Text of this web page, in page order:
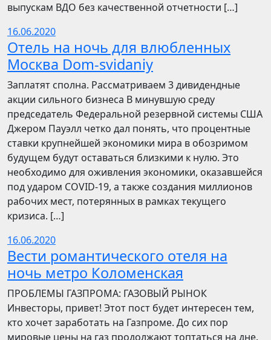
выпускам ВДО без качественной отчетности […]
16.06.2020
Отель на ночь для влюбленных
Москва Dom-svidaniy
Заплатят сполна. Рассматриваем 3 дивидендные
акции сильного бизнеса В минувшую среду
председатель Федеральной резервной системы США
Джером Пауэлл четко дал понять, что процентные
ставки крупнейшей экономики мира в обозримом
будущем будут оставаться близкими к нулю. Это
необходимо для оживления экономики, оказавшейся
под ударом COVID-19, а также создания миллионов
рабочих мест, потерянных в рамках текущего
кризиса. […]
16.06.2020
Вести романтического отеля на
ночь метро Коломенская
ПРОБЛЕМЫ ГАЗПРОМА: ГАЗОВЫЙ РЫНОК
Инвесторы, привет! Этот пост будет интересен тем,
кто хочет заработать на Газпроме. До сих пор
мировые цены на газ продолжают топтаться на дне.